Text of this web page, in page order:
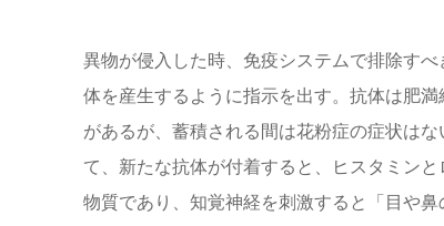
異物が侵入した時、免疫システムで排除す
体を産生するように指示を出す。抗体は肥
があるが、蓄積される間は花粉症の症状は
て、新たな抗体が付着すると、ヒスタミン
物質であり、知覚神経を刺激すると「目や